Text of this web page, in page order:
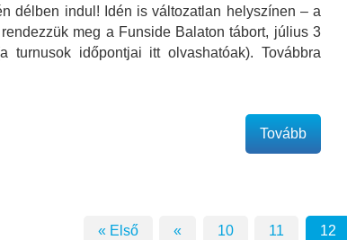
délben indul! Idén is változatlan helyszínen – a
meg a Funside Balaton tábort, július 3
időpontjai itt olvashatóak). Továbbra
Tovább
« Első « 10 11 12